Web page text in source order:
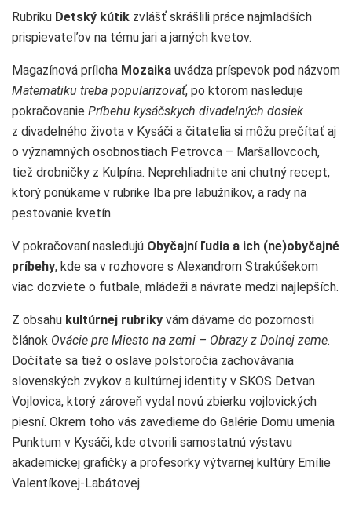
Rubriku Detský kútik zvlášť skrášlili práce najmladších
prispievateľov na tému jari a jarných kvetov.
Magazínová príloha Mozaika uvádza príspevok pod názvom
Matematiku treba popularizovať, po ktorom nasleduje
pokračovanie Príbehu kysáčskych divadelných dosiek
z divadelného života v Kysáči a čitatelia si môžu prečítať aj
o významných osobnostiach Petrovca – Maršallovcoch,
tiež drobničky z Kulpína. Neprehliadnite ani chutný recept,
ktorý ponúkame v rubrike Iba pre labužníkov, a rady na
pestovanie kvetín.
V pokračovaní nasledujú Obyčajní ľudia a ich (ne)obyčajné
príbehy, kde sa v rozhovore s Alexandrom Strakúšekom
viac dozviete o futbale, mládeži a návrate medzi najlepších.
Z obsahu kultúrnej rubriky vám dávame do pozornosti
článok Ovácie pre Miesto na zemi – Obrazy z Dolnej zeme.
Dočítate sa tiež o oslave polstoročia zachovávania
slovenských zvykov a kultúrnej identity v SKOS Detvan
Vojlovica, ktorý zároveň vydal novú zbierku vojlovických
piesní. Okrem toho vás zavedieme do Galérie Domu umenia
Punktum v Kysáči, kde otvorili samostatnú výstavu
akademickej grafičky a profesorky výtvarnej kultúry Emílie
Valentíkovej-Labátovej.